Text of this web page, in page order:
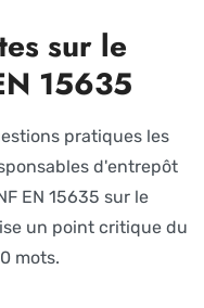
sur le
15635
pratiques les
d'entrepôt
EN 15635 sur le
un point critique du
mots.